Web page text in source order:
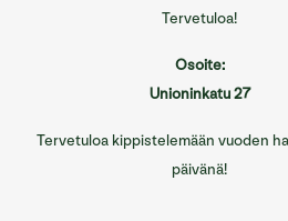
Tervetuloa!
Osoite:
Unioninkatu 27
Tervetuloa kippistelemään vuoden
päivänä!